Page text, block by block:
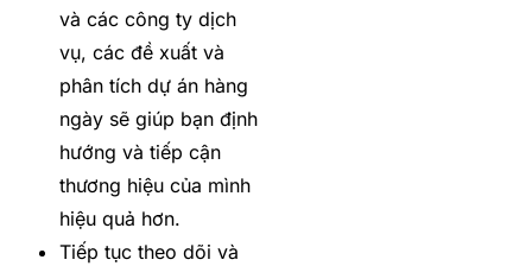
và các công ty dịch
vụ, các đề xuất và
phân tích dự án hàng
ngày sẽ giúp bạn định
hướng và tiếp cận
thương hiệu của mình
hiệu quả hơn.
Tiếp tục theo dõi và